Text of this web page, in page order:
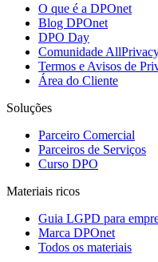
O que é a DPOnet
Blog DPOnet
DPO Day
Comunidade
Termos e Avisos de
Área do Cliente
Soluções
Parceiro Comercial
Parceiros de Serviços
Curso DPO
Materiais ricos
Guia LGPD para
Marca DPOnet
Todos os materiais